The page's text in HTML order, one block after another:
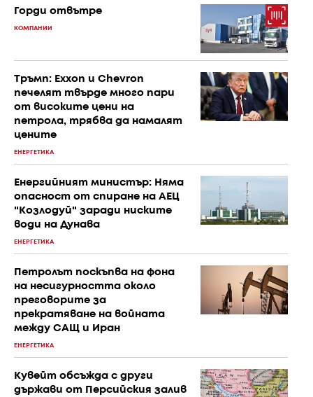
Горди отвътре
КОМПАНИИ
Тръмп: Exxon и Chevron
печелят твърде много пари
от високите цени на
петрола, трябва да намалят
цените
ЕНЕРГЕТИКА
Енергийният министър: Няма
опасност от спиране на АЕЦ
"Козлодуй" заради ниските
води на Дунава
ЕНЕРГЕТИКА
Петролът поскъпва на фона
на несигурността около
преговорите за
прекратяване на войната
между САЩ и Иран
ЕНЕРГЕТИКА
Кувейт обсъжда с други
държави от Персийския залив